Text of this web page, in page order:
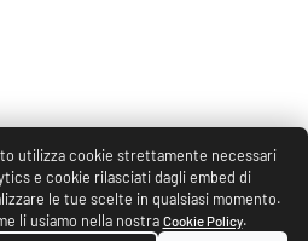
utilizza cookie strettamente necessari
e cookie rilasciati dagli embed di
le tue scelte in qualsiasi momento.
li usiamo nella nostra Cookie Policy.